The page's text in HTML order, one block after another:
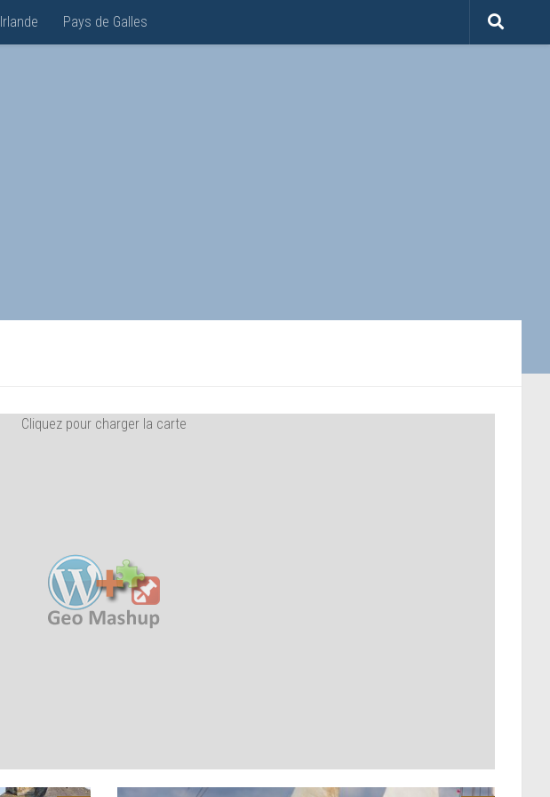
Irlande Pays de Galles
Cliquez pour charger la carte